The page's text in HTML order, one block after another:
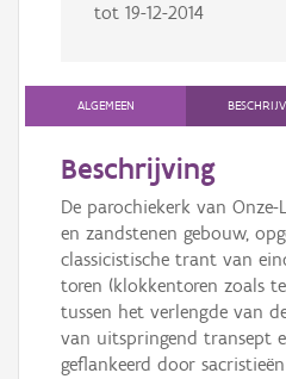
tot 19-12-2014
ALGEMEEN
Beschrijving
De parochiekerk van
en zandstenen gebouw,
classicistische trant van
toren (klokkentoren zoals
tussen het verlengde van
van uitspringend transept
geflankeerd door